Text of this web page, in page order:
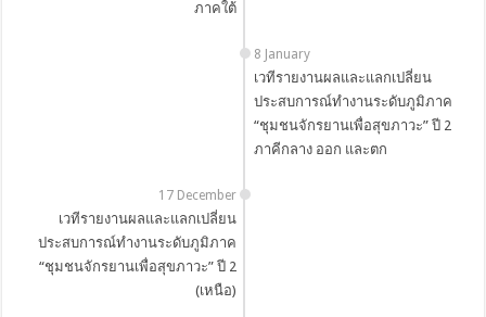
ภาคใต้
8 January
เวทีรายงานผลและแลกเปลี่ยน
ประสบการณ์ทำงานระดับภูมิภาค
“ชุมชนจักรยานเพื่อสุขภาวะ” ปี 2
ภาคีกลาง ออก และตก
17 December
เวทีรายงานผลและแลกเปลี่ยน
ประสบการณ์ทำงานระดับภูมิภาค
“ชุมชนจักรยานเพื่อสุขภาวะ” ปี 2
(เหนือ)